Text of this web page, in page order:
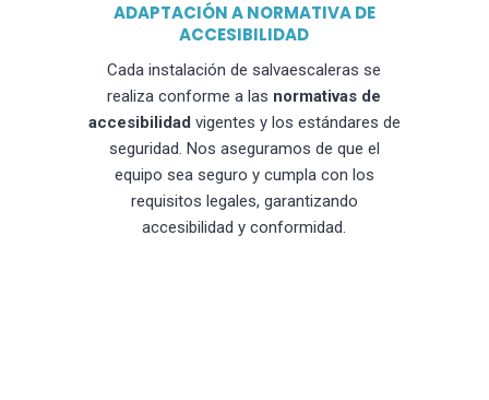
ADAPTACIÓN A NORMATIVA DE
ACCESIBILIDAD
Cada instalación de salvaescaleras se
realiza conforme a las normativas de
accesibilidad vigentes y los estándares de
seguridad. Nos aseguramos de que el
equipo sea seguro y cumpla con los
requisitos legales, garantizando
accesibilidad y conformidad.